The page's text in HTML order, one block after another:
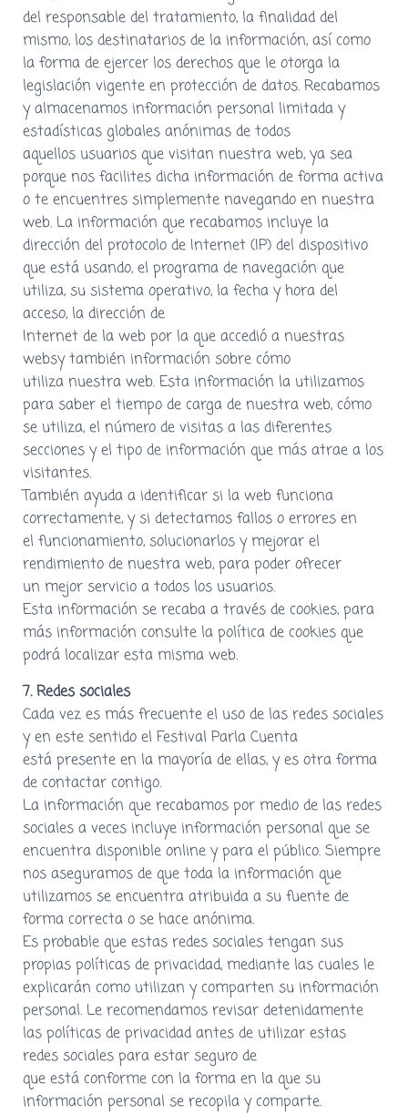
del responsable del tratamiento, la finalidad del
mismo, los destinatarios de la información, así como
la forma de ejercer los derechos que le otorga la
legislación vigente en protección de datos. Recabamos
y almacenamos información personal limitada y
estadísticas globales anónimas de todos
aquellos usuarios que visitan nuestra web, ya sea
porque nos facilites dicha información de forma activa
o te encuentres simplemente navegando en nuestra
web. La información que recabamos incluye la
dirección del protocolo de Internet (IP) del dispositivo
que está usando, el programa de navegación que
utiliza, su sistema operativo, la fecha y hora del
acceso, la dirección de
Internet de la web por la que accedió a nuestras
websy también información sobre cómo
utiliza nuestra web. Esta información la utilizamos
para saber el tiempo de carga de nuestra web, cómo
se utiliza, el número de visitas a las diferentes
secciones y el tipo de información que más atrae a los
visitantes.
También ayuda a identificar si la web funciona
correctamente, y si detectamos fallos o errores en
el funcionamiento, solucionarlos y mejorar el
rendimiento de nuestra web, para poder ofrecer
un mejor servicio a todos los usuarios.
Esta información se recaba a través de cookies, para
más información consulte la política de cookies que
podrá localizar esta misma web.
7. Redes sociales
Cada vez es más frecuente el uso de las redes sociales
y en este sentido el Festival Parla Cuenta
está presente en la mayoría de ellas, y es otra forma
de contactar contigo.
La información que recabamos por medio de las redes
sociales a veces incluye información personal que se
encuentra disponible online y para el público. Siempre
nos aseguramos de que toda la información que
utilizamos se encuentra atribuida a su fuente de
forma correcta o se hace anónima.
Es probable que estas redes sociales tengan sus
propias políticas de privacidad, mediante las cuales le
explicarán como utilizan y comparten su información
personal. Le recomendamos revisar detenidamente
las políticas de privacidad antes de utilizar estas
redes sociales para estar seguro de
que está conforme con la forma en la que su
información personal se recopila y comparte.